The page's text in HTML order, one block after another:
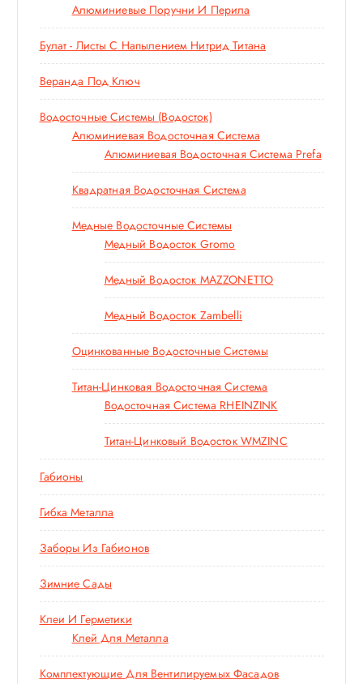
Алюминиевые Поручни И Перила
Булат - Листы С Напылением Нитрид Титана
Веранда Под Ключ
Водосточные Системы (водосток)
Алюминиевая Водосточная Система
Алюминиевая Водосточная Система Prefa
Квадратная Водосточная Система
Медные Водосточные Системы
Медный Водосток Gromo
Медный Водосток MAZZONETTO
Медный Водосток Zambelli
Оцинкованные Водосточные Системы
Титан-Цинковая Водосточная Система
Водосточная Система RHEINZINK
Титан-Цинковый Водосток WMZINC
Габионы
Гибка Металла
Заборы Из Габионов
Зимние Сады
Клеи И Герметики
Клей Для Металла
Комплектующие Для Вентилируемых Фасадов